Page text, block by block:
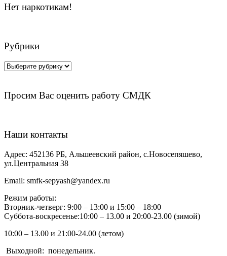
Нет наркотикам!
Рубрики
Рубрики
Просим Вас оценить работу СМДК
Наши контакты
Адрес: 452136 РБ, Альшеевский район, с.Новосепяшево,
ул.Центральная 38
Email: smfk-sepyash@yandex.ru
Режим работы:
Вторник-четверг: 9:00 – 13:00 и 15:00 – 18:00
Суббота-воскресенье:10:00 – 13.00 и 20:00-23.00 (зимой)
10:00 – 13.00 и 21:00-24.00 (летом)
Выходной: понедельник.